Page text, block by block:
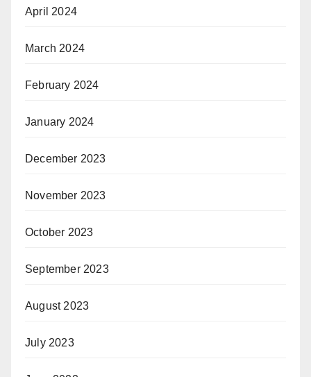
April 2024
March 2024
February 2024
January 2024
December 2023
November 2023
October 2023
September 2023
August 2023
July 2023